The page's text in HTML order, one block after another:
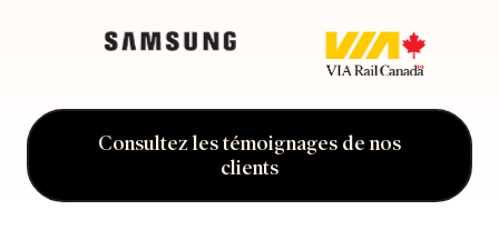
Consultez les témoignages de nos
clients